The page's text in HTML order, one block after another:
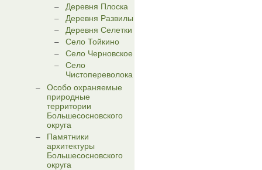
Деревня Плоска
Деревня Развилы
Деревня Селетки
Село Тойкино
Село Черновское
Село
Чистопереволока
Особо охраняемые
природные
территории
Большесосновского
округа
Памятники
архитектуры
Большесосновского
округа